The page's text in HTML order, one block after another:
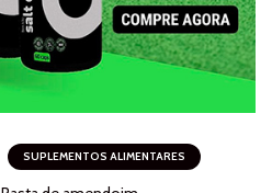
SUPLEMENTOS ALIMENTARES